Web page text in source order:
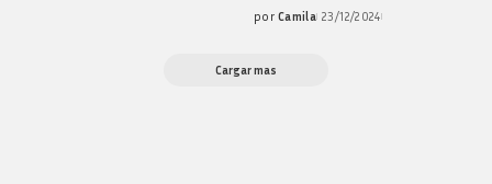
Posted
por Camila 23/12/2024
Cargar mas